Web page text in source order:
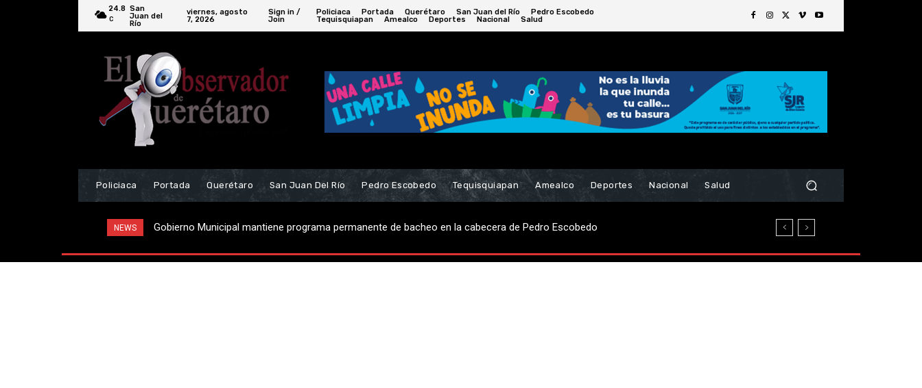
24.8
C
San
Juan del
Río
viernes, agosto
7, 2026
Sign in /
Join
Policiaca Portada Querétaro San Juan del Río
Pedro Escobedo
Tequisquiapan
Amealco Deportes Nacional Salud
Policiaca Portada Querétaro San Juan Del Río Pedro Escobedo Tequisquiapan Amealco Deportes Nacional Salud
NEWS Localizan vehículo relacionado a robo de casa-habitación; hay dos detenidos